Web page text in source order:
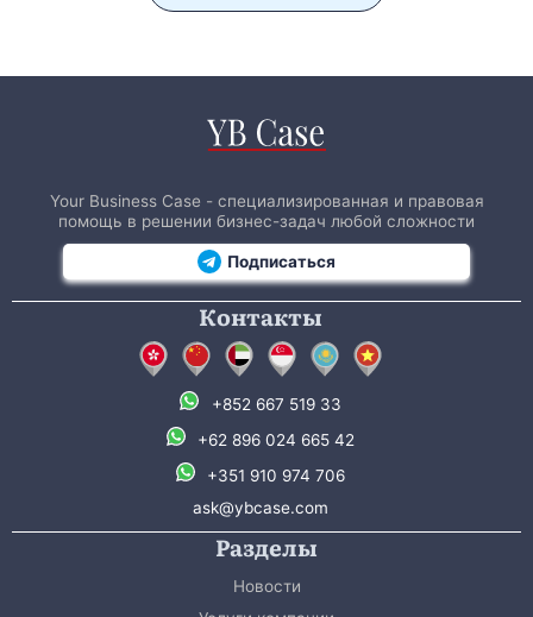
Your Business Case - специализированная и правовая
помощь в решении бизнес-задач любой сложности
Подписаться
Контакты
+852 667 519 33
+62 896 024 665 42
+351 910 974 706
ask@ybcase.com
Разделы
Новости